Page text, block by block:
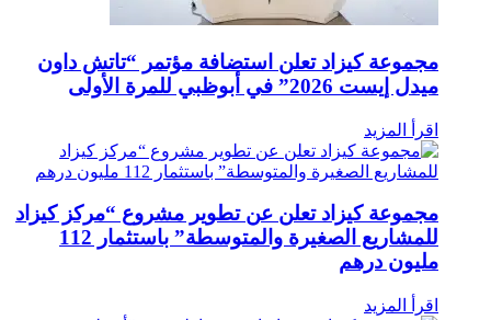
مجموعة كيزاد تعلن استضافة مؤتمر “تاتش داون
ميدل إيست 2026” في أبوظبي للمرة الأولى
اقرأ المزيد
مجموعة كيزاد تعلن عن تطوير مشروع “مركز كيزاد
للمشاريع الصغيرة والمتوسطة” ‏باستثمار 112
مليون درهم
اقرأ المزيد